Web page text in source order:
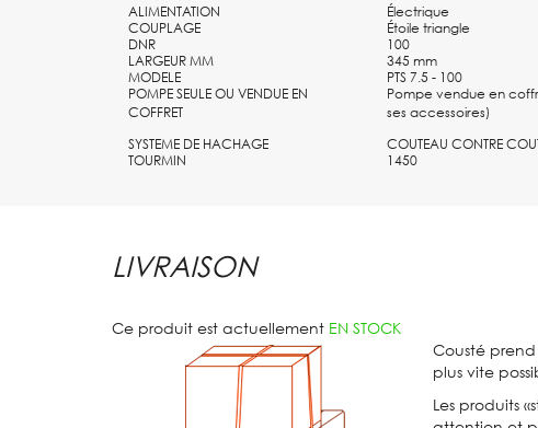
Consulter la courbe pour plus d'informations
ALIMENTATION Électrique
COUPLAGE
Étoile triangle
DNR
100
LARGEUR MM
345 mm
MODELE
PTS 7.5 - 100
POMPE SEULE OU VENDUE EN
COFFRET
Pompe vendue en
ses accessoires)
SYSTEME DE HACHAGE
COUTEAU CONTRE
TOURMIN
1450
LIVRAISON
Ce produit est actuellement EN STOCK
Cousté prend
plus vite
Les produits